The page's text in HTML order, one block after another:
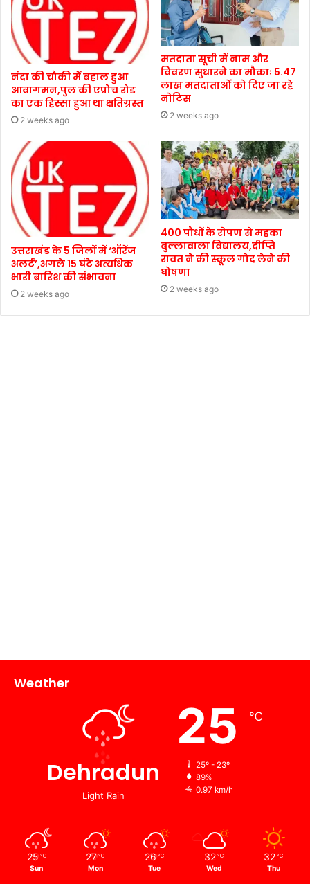
नंदा की चौकी में बहाल हुआ
आवागमन,पुल की एप्रोच रोड
का एक हिस्सा हुआ था क्षतिग्रस्त
2 weeks ago
मतदाता सूची में नाम और
विवरण सुधारने का मौकाः 5.47
लाख मतदाताओं को दिए जा रहे
नोटिस
2 weeks ago
उत्तराखंड के 5 जिलों में ‘ऑरेंज
अलर्ट’,अगले 15 घंटे अत्यधिक
भारी बारिश की संभावना
2 weeks ago
400 पौधों के रोपण से महका
बुल्लावाला विद्यालय,दीप्ति
रावत ने की स्कूल गोद लेने की
घोषणा
2 weeks ago
Weather
Dehradun
Light Rain
25 ℃
25º - 23º
89%
0.97 km/h
25 ℃
Sun
27 ℃
Mon
26 ℃
Tue
32 ℃
Wed
32 ℃
Thu